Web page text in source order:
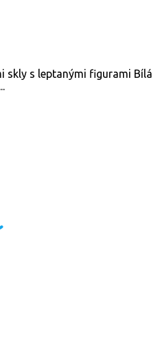
skly s leptanými figurami Bílá